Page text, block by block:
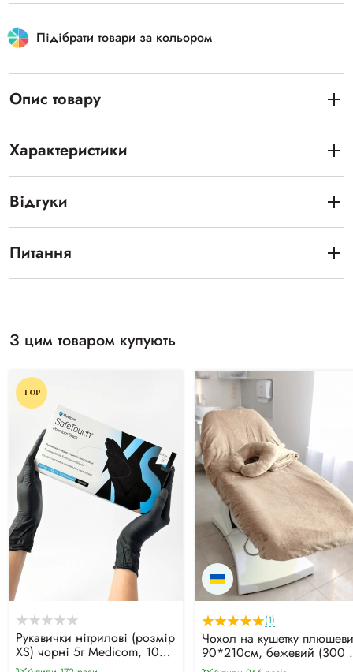
Підібрати товари за кольором
Опис товару
Характеристики
Відгуки
Питання
З цим товаром купують
TOP
Рукавички нітрилові (розмір
XS) чорні 5г Medicom, 100
шт
(1)
Чохол на кушетку
90*210см, бежевий (300
м²)